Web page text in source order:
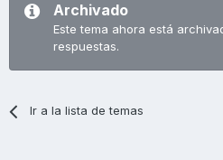
Archivado
Este tema ahora está
respuestas.
Ir a la lista de temas